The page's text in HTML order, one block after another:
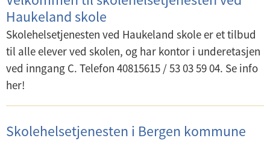
e
m
Haukeland skole
Skolehelsetjenesten ved Haukeland skole er et tilbud
til alle elever ved skolen, og har kontor i underetasjen
ved inngang C. Telefon 40815615 / 53 03 59 04. Se info
her!
Skolehelsetjenesten i Bergen kommune